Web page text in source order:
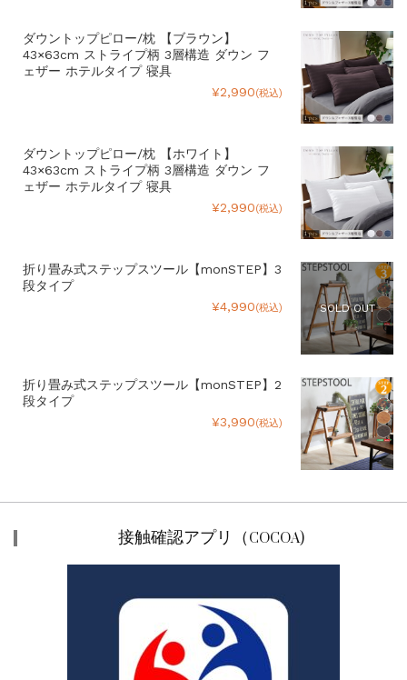
ダウントップピロー/枕 【ブラウン】
43×63cm ストライプ柄 3層構造 ダウン フ
ェザー ホテルタイプ 寝具
¥2,990(税込)
ダウントップピロー/枕 【ホワイト】
43×63cm ストライプ柄 3層構造 ダウン フ
ェザー ホテルタイプ 寝具
¥2,990(税込)
SOLD OUT
折り畳み式ステップスツール【monSTEP】3
段タイプ
¥4,990(税込)
折り畳み式ステップスツール【monSTEP】2
段タイプ
¥3,990(税込)
接触確認アプリ（COCOA)